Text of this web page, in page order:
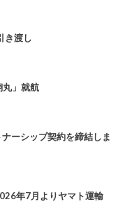
き渡し
丸」就航
ーシップ契約を締結しま
年7月よりヤマト運輸